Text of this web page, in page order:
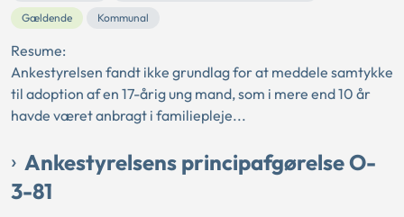
Gældende
Kommunal
Resume:
Ankestyrelsen fandt ikke grundlag for at meddele samtykke
til adoption af en 17-årig ung mand, som i mere end 10 år
havde været anbragt i familiepleje...
Ankestyrelsens principafgørelse O-
3-81